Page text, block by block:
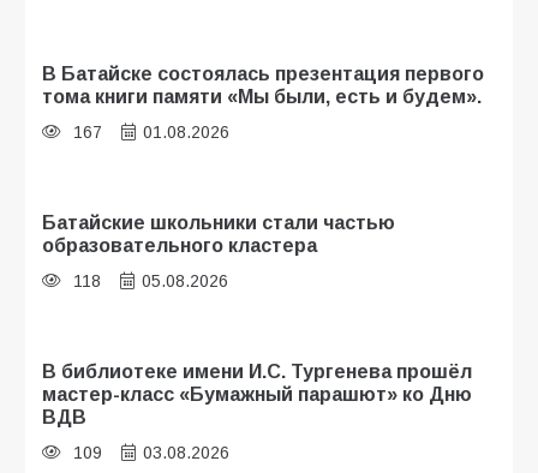
В Батайске состоялась презентация первого
тома книги памяти «Мы были, есть и будем».
167 01.08.2026
Батайские школьники стали частью
образовательного кластера
118 05.08.2026
В библиотеке имени И.С. Тургенева прошёл
мастер-класс «Бумажный парашют» ко Дню
ВДВ
109 03.08.2026